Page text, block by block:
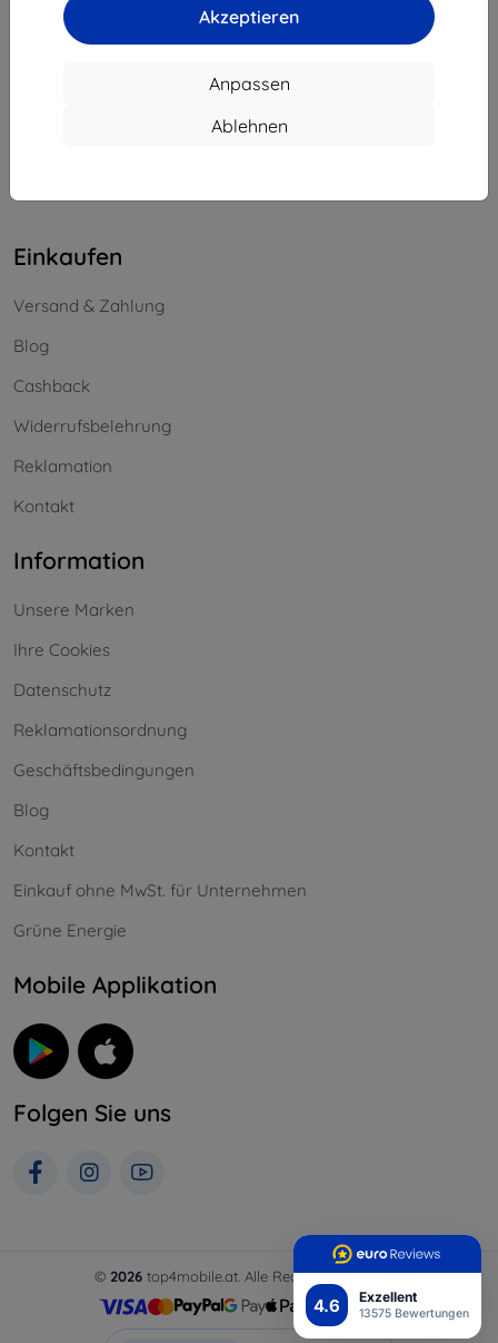
4.6 Exzellent
13575 Bewertungen
Akzeptieren
Anpassen
Ablehnen
info@top4mobile.eu
Einkaufen
Versand & Zahlung
Blog
Cashback
Widerrufsbelehrung
Reklamation
Kontakt
Information
Unsere Marken
Ihre Cookies
Datenschutz
Reklamationsordnung
Geschäftsbedingungen
Blog
Kontakt
Einkauf ohne MwSt. für Unternehmen
Grüne Energie
Mobile Applikation
Folgen Sie uns
© 2026top4mobile.at. Alle Rechte vorbehalten.